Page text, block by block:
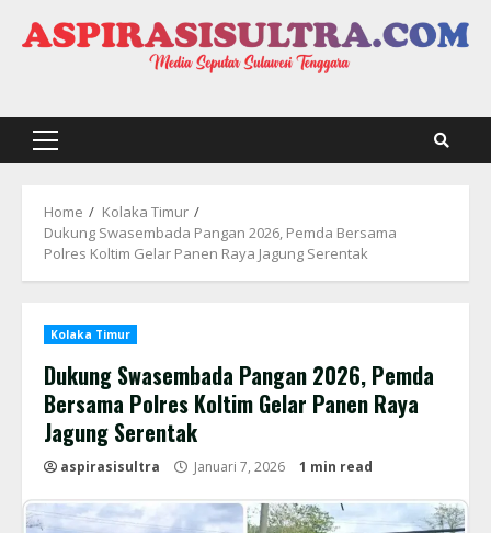
Primary
Home
Kolaka Timur
Dukung Swasembada Pangan 2026, Pemda Bersama
Polres Koltim Gelar Panen Raya Jagung Serentak
Kolaka Timur
Dukung Swasembada Pangan 2026, Pemda
Bersama Polres Koltim Gelar Panen Raya
Jagung Serentak
aspirasisultra Januari 7, 2026 1 min read